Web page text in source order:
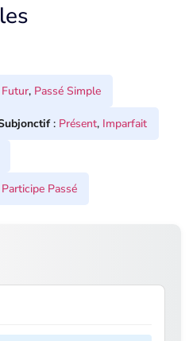
Futur, Passé Simple
: Présent, Imparfait
Participe Passé